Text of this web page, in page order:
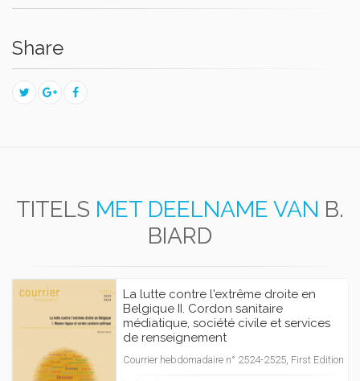
Share
TITELS MET DEELNAME VAN B.
BIARD
La lutte contre l'extrême droite en
Belgique II. Cordon sanitaire
médiatique, société civile et services
de renseignement
Courrier hebdomadaire n° 2524-2525, First Edition